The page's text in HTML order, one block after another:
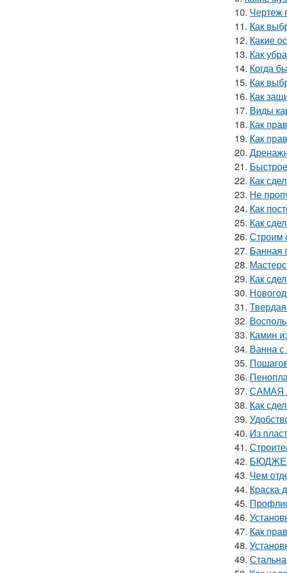
10. Чертеж
11. Как
12. Какие
13. Как
14. Когда
15. Как
16. Как
17. Виды
18. Как
19. Как
20.
21.
22. Как
23. Не
24. Как
25. Как
26. Строим
27. Банная
28.
29. Как
30.
31.
32.
33. Камин
34. Ванна
35.
36.
37. САМАЯ
38. Как
39.
40. Из
41.
42.
43. Чем
44. Краска
45.
46.
47. Как
48.
49.